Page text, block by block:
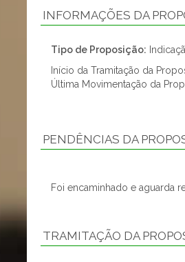
INFORMAÇÕES DA
Tipo de Proposição:
Início da Tramitação da
Última Movimentação da
PENDÊNCIAS DA
Foi encaminhado e aguarda
TRAMITAÇÃO DA